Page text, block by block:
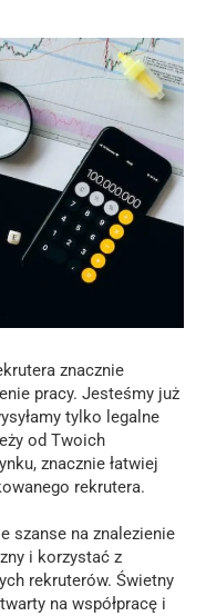
znacznie
pracy. Jesteśmy już
tylko legalne
od Twoich
znacznie łatwiej
rekrutera.
szanse na znalezienie
i korzystać z
rekruterów. Świetny
na współpracę i